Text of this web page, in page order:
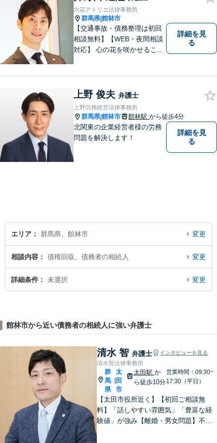
六花アトリエ法律事務所
群馬県|館林市
【交通事故・債務整理は初回
相談無料】【WEB・夜間相談
対応】 心の花を咲かせること
縁を心からお待ちしていま
す。
詳細を見
る
上野 俊夫 弁護士
上野労務経営法律事務所
群馬県|館林市 館林駅 から徒歩4分
北関東の企業経営者様の労務
問題を解決します！
詳細を見
る
エリア 群馬県、館林市 変更
相談内容 債権回収、債務者の相続人 変更
詳細条件 未選択 変更
館林市から近い債務者の相続人に強い弁護士
清水 智 弁護士 インタビューを見る
清水智法律事務所
群
馬
県
太
田
市
太田駅 か
ら徒歩10分
営業時間：09:30~
17:30（平日）
【太田市役所近く】【初回ご相談無
料】「話しやすい雰囲気」「豊富な経
験値」が強み【離婚・男女問題】不